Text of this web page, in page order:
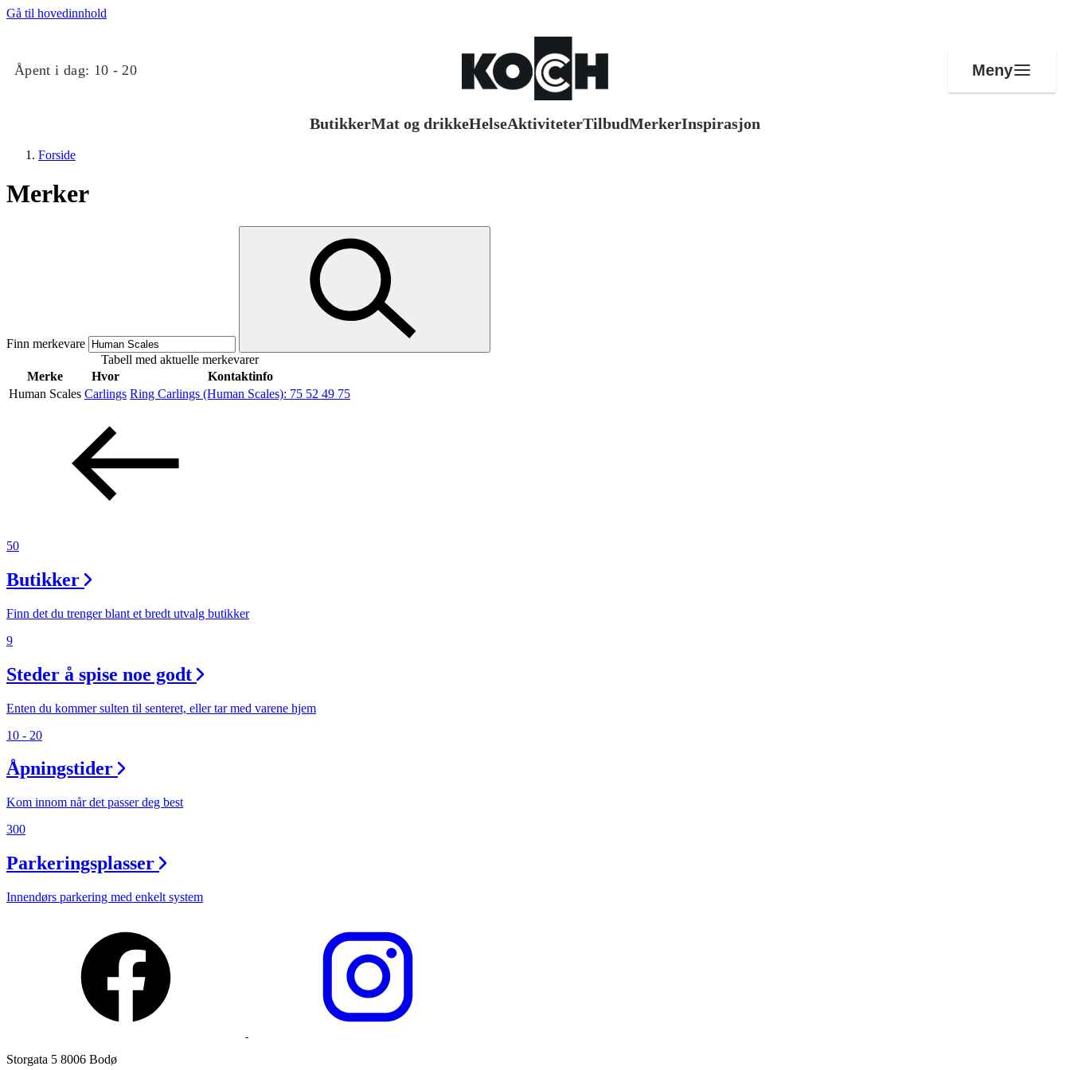
Gå til hovedinnhold
Åpent i dag: 10 - 20 Meny
ButikkerMat og drikkeHelseAktiviteterTilbudMerkerInspirasjon
Mat og drikke
Helse
Aktiviteter
Tilbud
Inspirasjon
Praktisk informasjon
Kundeklubb
Forside
Merker
Finn merkevare
Tabell med aktuelle merkevarer
Merke
Hvor
Kontaktinfo
Human Scales Carlings Ring Carlings (Human Scales): 75 52 49 75
50
Butikker
Finn det du trenger blant et bredt utvalg butikker
9
Steder å spise noe godt
Enten du kommer sulten til senteret, eller tar med varene hjem
10 - 20
Åpningstider
Kom innom når det passer deg best
300
Parkeringsplasser
Innendørs parkering med enkelt system
Storgata 5 8006 Bodø